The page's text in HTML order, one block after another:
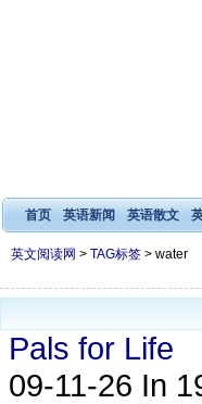
首页 英语新闻 英语散文
英文阅读网 > TAG标签 > water
Pals for Life
09-11-26 In